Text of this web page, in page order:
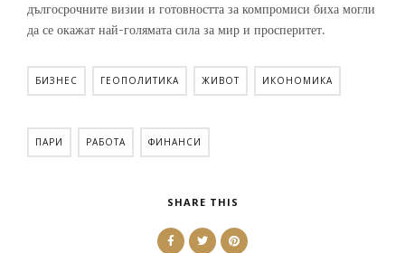
дългосрочните визии и готовността за компромиси биха могли
да се окажат най-голямата сила за мир и просперитет.
БИЗНЕС ГЕОПОЛИТИКА ЖИВОТ ИКОНОМИКА
ПАРИ РАБОТА ФИНАНСИ
SHARE THIS